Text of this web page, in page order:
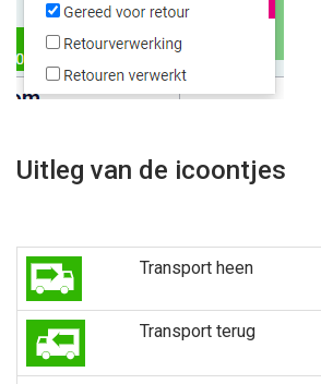
Uitleg van de icoontjes
Transport heen
Transport terug